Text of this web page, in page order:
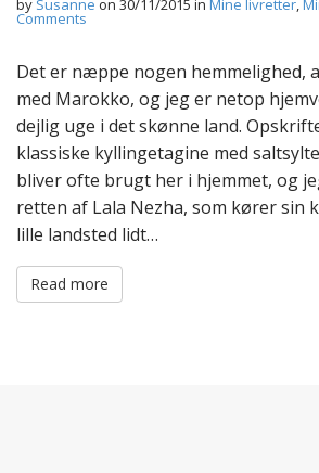
by Susanne on 30/11/2015 in Mine livretter,
Comments
Det er næppe nogen hemmelighed,
med Marokko, og jeg er netop
dejlig uge i det skønne land.
klassiske kyllingetagine med
bliver ofte brugt her i hjemmet, og
retten af Lala Nezha, som kører sin
lille landsted lidt…
Read more